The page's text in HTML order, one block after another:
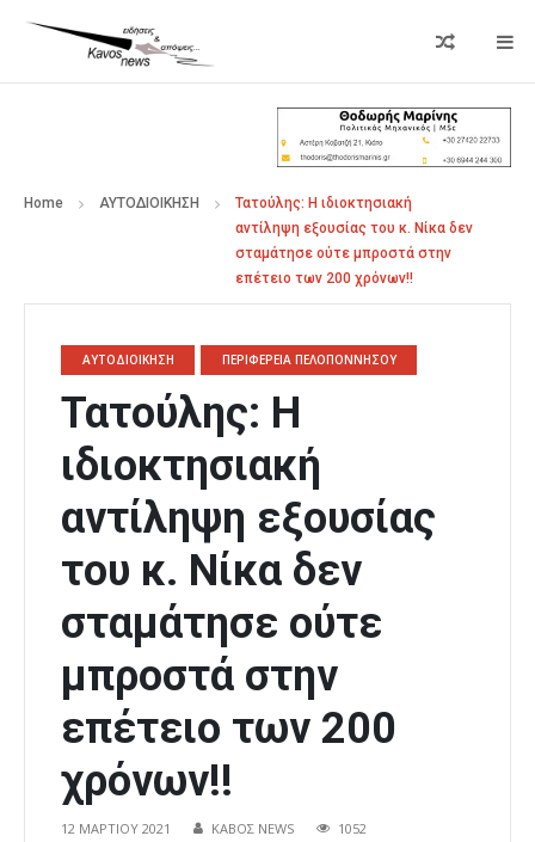
Home ΑΥΤΟΔΙΟΙΚΗΣΗ
Τατούλης: Η ιδιοκτησιακή
αντίληψη εξουσίας του κ. Νίκα δεν
σταμάτησε ούτε μπροστά στην
επέτειο των 200 χρόνων!!
ΑΥΤΟΔΙΟΙΚΗΣΗ ΠΕΡΙΦΕΡΕΙΑ ΠΕΛΟΠΟΝΝΗΣΟΥ
Τατούλης: Η
ιδιοκτησιακή
αντίληψη εξουσίας
του κ. Νίκα δεν
σταμάτησε ούτε
μπροστά στην
επέτειο των 200
χρόνων!!
12 ΜΑΡΤΊΟΥ 2021 ΚΑΒΟΣ NEWS 1052